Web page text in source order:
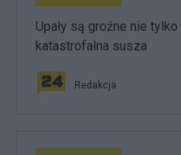
Upały są groźne nie
katastrofalna susza
Redakcja